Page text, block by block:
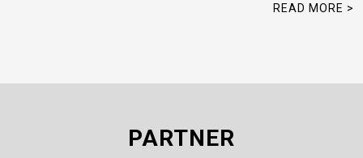
READ MORE >
PARTNER